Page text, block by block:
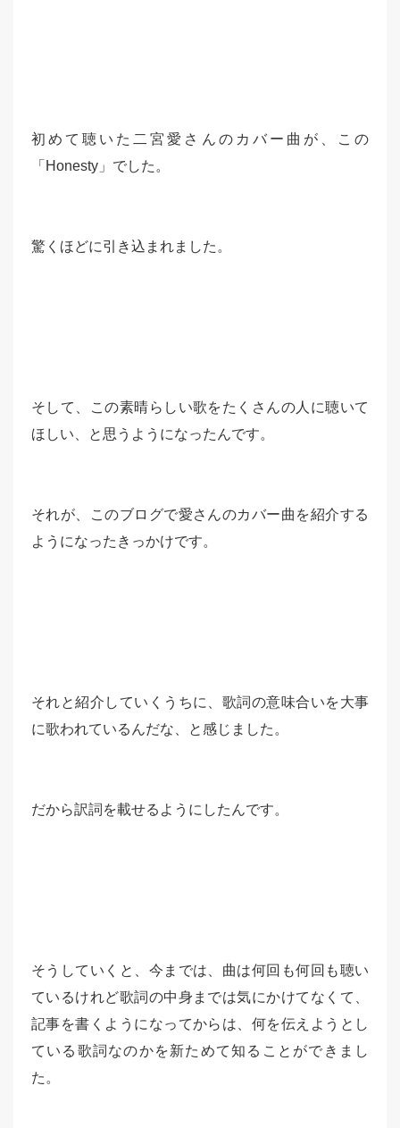
初めて聴いた二宮愛さんのカバー曲が、この
「Honesty」でした。
驚くほどに引き込まれました。
そして、この素晴らしい歌をたくさんの人に聴いて
ほしい、と思うようになったんです。
それが、このブログで愛さんのカバー曲を紹介する
ようになったきっかけです。
それと紹介していくうちに、歌詞の意味合いを大事
に歌われているんだな、と感じました。
だから訳詞を載せるようにしたんです。
そうしていくと、今までは、曲は何回も何回も聴い
ているけれど歌詞の中身までは気にかけてなくて、
記事を書くようになってからは、何を伝えようとし
ている歌詞なのかを新ためて知ることができまし
た。